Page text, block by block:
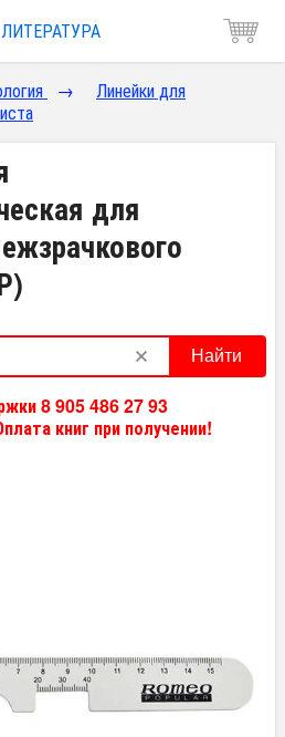
→
Линейки для
для
Найти
8 905 486 27 93
книг при получении!